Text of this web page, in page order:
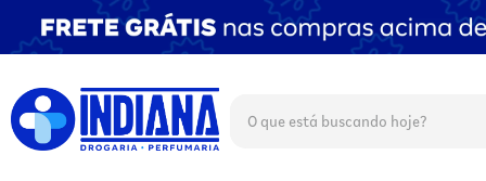
TERMOS MAIS BUSCADOS
1º
fralda